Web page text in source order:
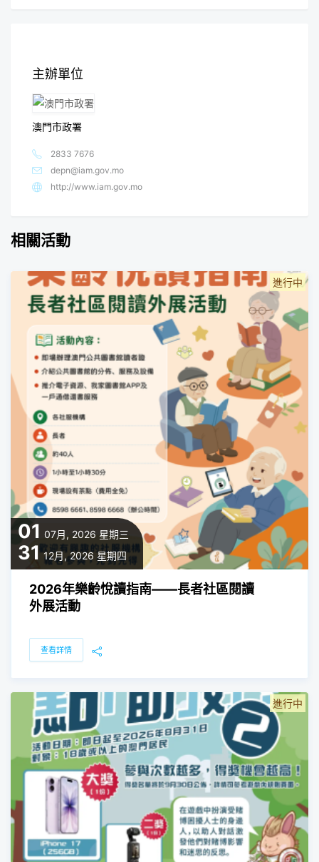
主辦單位
澳門市政署
2833 7676
depn@iam.gov.mo
http://www.iam.gov.mo
相關活動
01 07月, 2026 星期三
31 12月, 2026 星期四
進行中
2026年樂齡悅讀指南——長者社區閱讀
外展活動
查看詳情
進行中